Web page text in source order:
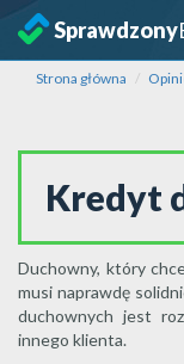
Sprawdzony
Strona główna
Kredyt
Duchowny, który
musi naprawdę
duchownych jest
innego klienta.